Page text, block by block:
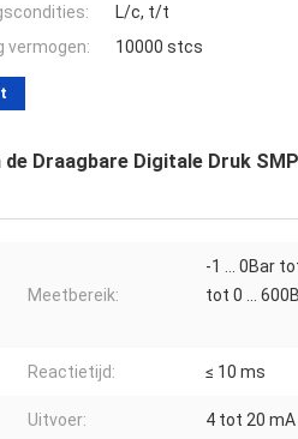
L/c, t/t
vermogen:
10000 stcs
Draagbare Digitale Druk
Meetbereik:
-1 ... 0Bar
tot 0 ...
Reactietijd: ≤ 10 ms
Uitvoer: 4 tot 20 mA